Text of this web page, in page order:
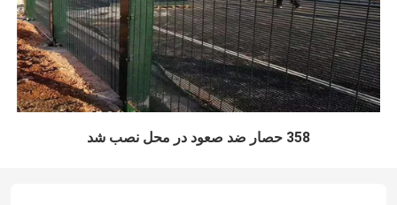
358 حصار ضد صعود در محل نصب شد